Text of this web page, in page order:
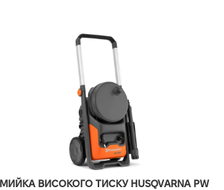
МИЙКА ВИСОКОГО ТИСКУ HUSQVARNA PW